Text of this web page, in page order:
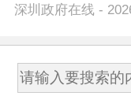
深圳政府在线 -